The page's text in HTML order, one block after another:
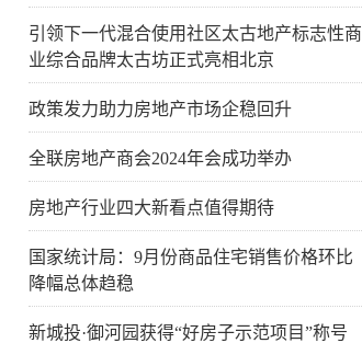
引领下一代混合使用社区太古地产标志性商
业综合品牌太古坊正式亮相北京
政策发力助力房地产市场企稳回升
全联房地产商会2024年会成功举办
房地产行业四大新看点值得期待
国家统计局：9月份商品住宅销售价格环比
降幅总体趋稳
新城投·御河园获得“好房子示范项目”称号